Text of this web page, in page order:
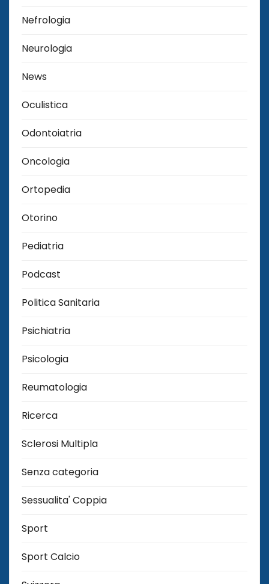
Nefrologia
Neurologia
News
Oculistica
Odontoiatria
Oncologia
Ortopedia
Otorino
Pediatria
Podcast
Politica Sanitaria
Psichiatria
Psicologia
Reumatologia
Ricerca
Sclerosi Multipla
Senza categoria
Sessualita' Coppia
Sport
Sport Calcio